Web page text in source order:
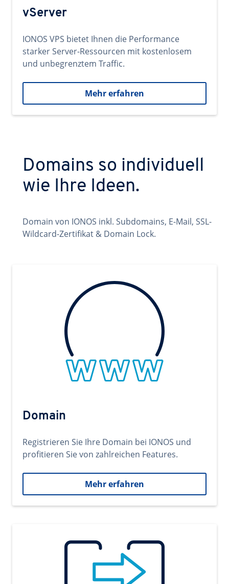
vServer
IONOS VPS bietet Ihnen die Performance
starker Server-Ressourcen mit kostenlosem
und unbegrenztem Traffic.
Mehr erfahren
Domains so individuell
wie Ihre Ideen.
Domain von IONOS inkl. Subdomains, E-Mail, SSL-
Wildcard-Zertifikat & Domain Lock.
Domain
Registrieren Sie Ihre Domain bei IONOS und
profitieren Sie von zahlreichen Features.
Mehr erfahren